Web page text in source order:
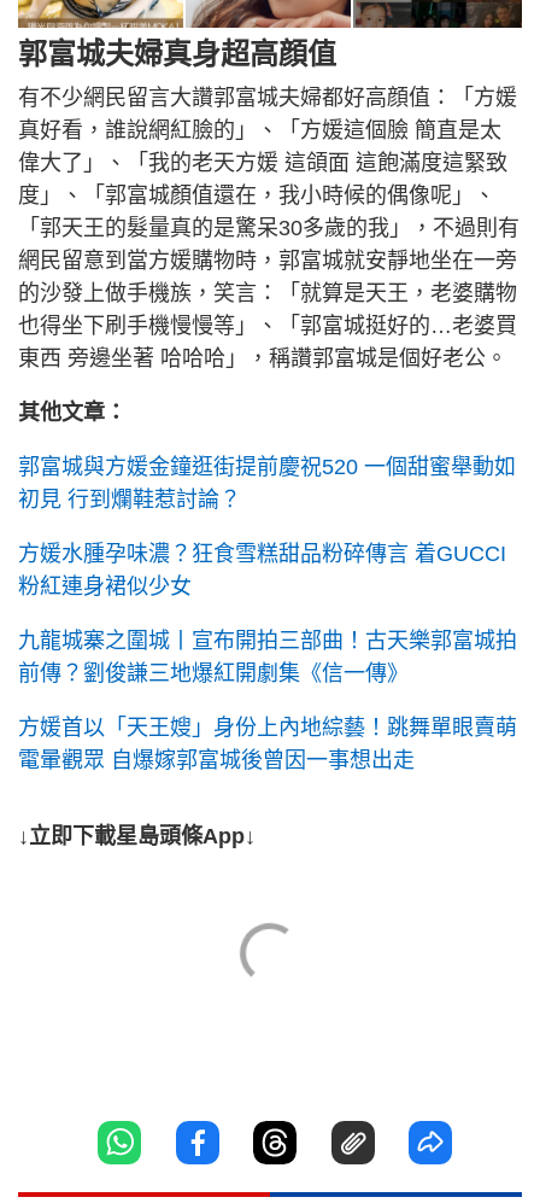
郭富城夫婦真身超高顔值
有不少網民留言大讚郭富城夫婦都好高顔值：「方媛
真好看，誰說網紅臉的」、「方媛這個臉 簡直是太
偉大了」、「我的老天方媛 這頜面 這飽滿度這緊致
度」、「郭富城顏值還在，我小時候的偶像呢」、
「郭天王的髮量真的是驚呆30多歲的我」，不過則有
網民留意到當方媛購物時，郭富城就安靜地坐在一旁
的沙發上做手機族，笑言：「就算是天王，老婆購物
也得坐下刷手機慢慢等」、「郭富城挺好的…老婆買
東西 旁邊坐著 哈哈哈」，稱讚郭富城是個好老公。
其他文章：
郭富城與方媛金鐘逛街提前慶祝520 一個甜蜜舉動如
初見 行到爛鞋惹討論？
方媛水腫孕味濃？狂食雪糕甜品粉碎傳言 着GUCCI
粉紅連身裙似少女
九龍城寨之圍城丨宣布開拍三部曲！古天樂郭富城拍
前傳？劉俊謙三地爆紅開劇集《信一傳》
方媛首以「天王嫂」身份上內地綜藝！跳舞單眼賣萌
電暈觀眾 自爆嫁郭富城後曾因一事想出走
↓立即下載星島頭條App↓